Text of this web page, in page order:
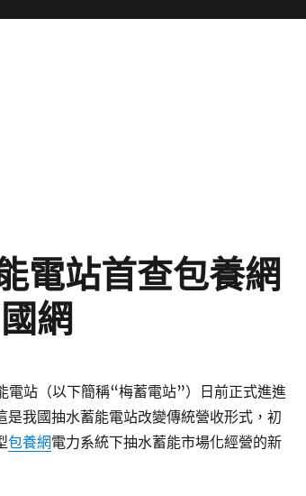
電站首查包養網
網
電站（以下簡稱“梅蓄電站”）日前正式進進
是我國抽水蓄能電站改變傳統營收形式，初
包養網電力系統下抽水蓄能市場化經營的新